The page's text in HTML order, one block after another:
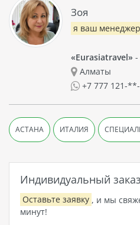
Индивидуальный заказ
Оставьте заявку , и мы
минут!
Зоя
я ваш менеджер
«Eurasiatravel» -
Алматы
+7 777 121-
АСТАНА ИТАЛИЯ